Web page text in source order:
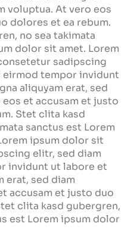
voluptua. At vero eos
dolores et ea rebum.
no sea takimata
dolor sit amet. Lorem
sadipscing
eirmod tempor invidunt
aliquyam erat, sed
et accusam et justo
Stet clita kasd
sanctus est Lorem
ipsum dolor sit
elitr, sed diam
invidunt ut labore et
erat, sed diam
accusam et justo duo
clita kasd gubergren,
est Lorem ipsum dolor